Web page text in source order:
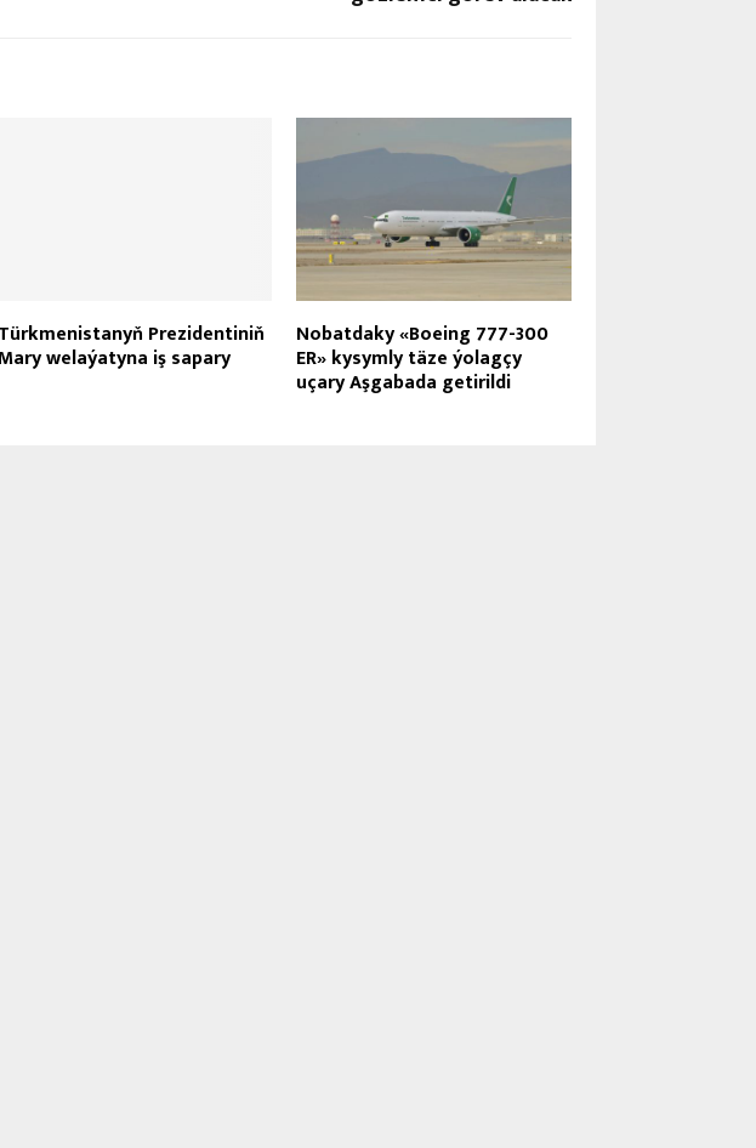
Türkmenistanyň Prezidentiniň
welaýatyna iş sapary
Nobatdaky «Boeing 777-300
ER» kysymly täze ýolagçy
uçary Aşgabada getirildi